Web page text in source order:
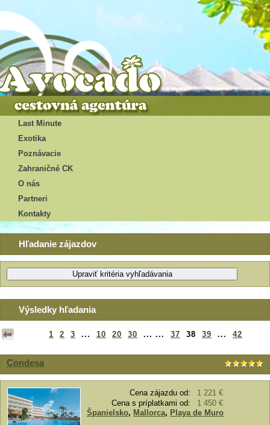
Last Minute
Exotika
Poznávacie
Zahraničné CK
O nás
Partneri
Kontakty
Hľadanie zájazdov
Výsledky hľadania
1 2 3 ... 10 20 30 ... ... 37 38 39 ... 42
Condesa
Cena zájazdu od:
1 221 €
Cena s príplatkami od:
1 450 €
Španielsko, Mallorca, Playa de Muro